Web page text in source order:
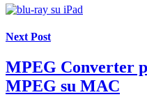
Next Post
MPEG Converter
MPEG su MAC